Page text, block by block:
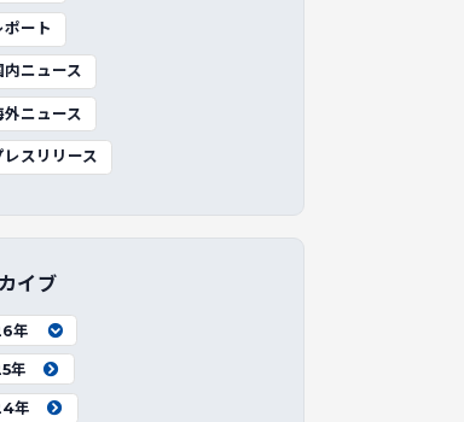
ポート
内ニュース
外ニュース
レスリリース
イブ
年
年
年